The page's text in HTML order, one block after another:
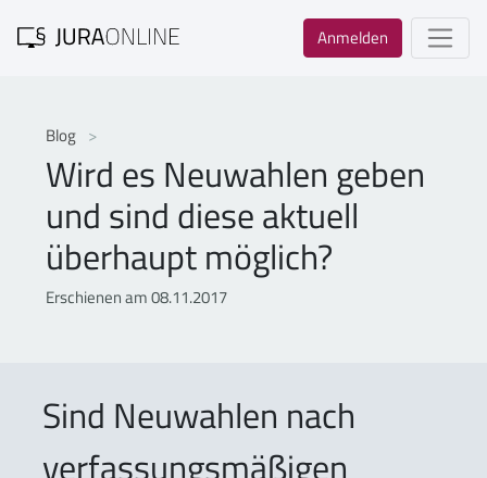
Anmelden
Blog
Wird es Neuwahlen geben
und sind diese aktuell
überhaupt möglich?
Erschienen am 08.11.2017
Sind Neuwahlen nach
verfassungsmäßigen